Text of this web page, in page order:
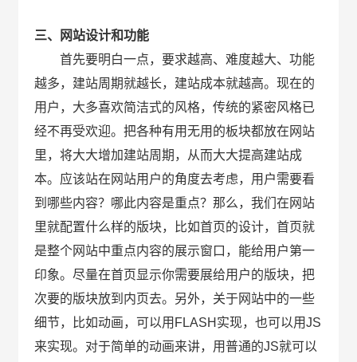
三、网站设计和功能
首先要明白一点，要求越高、难度越大、功能
越多，建站周期就越长，建站成本就越高。现在的
用户，大多喜欢简洁式的风格，传统的紧密风格已
经不再受欢迎。把各种有用无用的板块都放在网站
里，将大大增加建站周期，从而大大提高建站成
本。应该站在网站用户的角度去考虑，用户需要看
到哪些内容？哪此内容是重点？那么，我们在网站
里就配置什么样的版块，比如首页的设计，首页就
是整个网站中重点内容的展示窗口，能给用户第一
印象。尽量在首页显示你需要展给用户的版块，把
次要的版块放到内页去。另外，关于网站中的一些
细节，比如动画，可以用FLASH实现，也可以用JS
来实现。对于简单的动画来讲，用普通的JS就可以